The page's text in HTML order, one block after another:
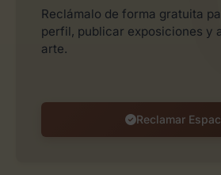
Reclámalo de forma gratuita
perfil, publicar exposiciones y
arte.
Reclamar